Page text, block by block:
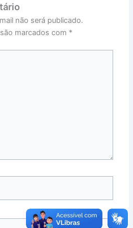
não será publicado.
marcados com *